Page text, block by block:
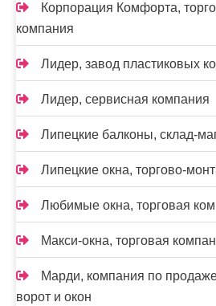
Корпорация Комфорта,
компания
Лидер, завод пластиковых
Лидер, сервисная компания
Липецкие балконы, склад-
Липецкие окна, торгово-
Любимые окна, торговая
Макси-окна, торговая
Марди, компания по
ворот и окон